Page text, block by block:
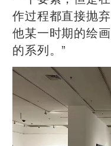
作过程都直接抛
他某一时期的绘
的系列。”